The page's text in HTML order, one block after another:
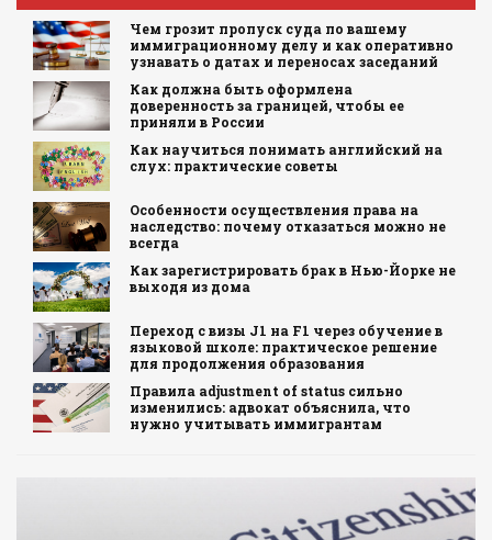
Чем грозит пропуск суда по вашему
иммиграционному делу и как оперативно
узнавать о датах и переносах заседаний
Как должна быть оформлена
доверенность за границей, чтобы ее
приняли в России
Как научиться понимать английский на
слух: практические советы
Особенности осуществления права на
наследство: почему отказаться можно не
всегда
Как зарегистрировать брак в Нью-Йорке не
выходя из дома
Переход с визы J1 на F1 через обучение в
языковой школе: практическое решение
для продолжения образования
Правила adjustment of status сильно
изменились: адвокат объяснила, что
нужно учитывать иммигрантам